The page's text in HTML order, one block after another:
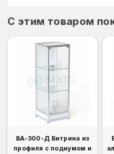
C этим товаром
ВА-300-Д Витрина из
профиля с подиумом и